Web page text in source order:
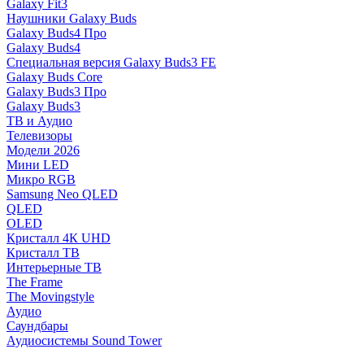
Galaxy Fit3
Наушники Galaxy Buds
Galaxy Buds4 Про
Galaxy Buds4
Специальная версия Galaxy Buds3 FE
Galaxy Buds Core
Galaxy Buds3 Про
Galaxy Buds3
ТВ и Аудио
Телевизоры
Модели 2026
Мини LED
Микро RGB
Samsung Neo QLED
QLED
OLED
Кристалл 4К UHD
Кристалл ТВ
Интерьерные ТВ
The Frame
The Movingstyle
Аудио
Саундбары
Аудиосистемы Sound Tower